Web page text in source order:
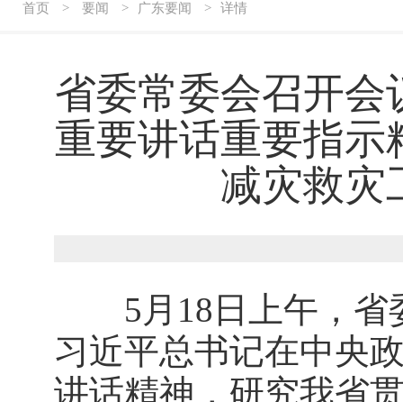
首页 > 要闻 > 广东要闻 > 详情
省委常委会召开会
重要讲话重要指示
减灾救灾
5月18日上午，省
习近平总书记在中央
讲话精神，研究我省